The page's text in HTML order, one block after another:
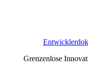
Grenzenlose